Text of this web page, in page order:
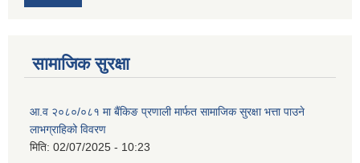
सामाजिक सुरक्षा
आ.व २०८०/०८१ मा बैंकिङ प्रणाली मार्फत सामाजिक सुरक्षा भत्ता पाउने
लाभग्राहिको विवरण
मिति: 02/07/2025 - 10:23